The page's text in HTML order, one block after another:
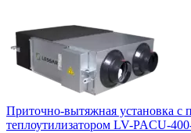
Приточно-вытяжная установка с
теплоутилизатором LV-PACU-